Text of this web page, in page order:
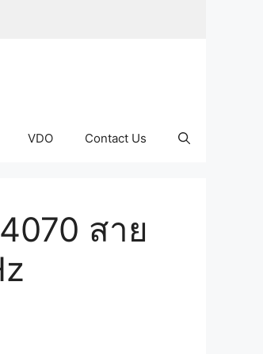
VDO Contact Us
สาย